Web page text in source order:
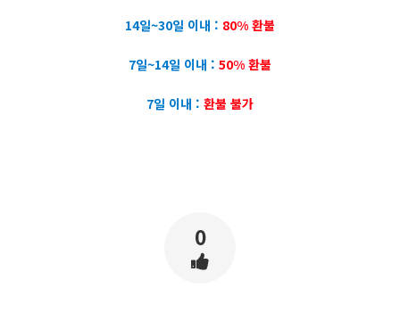
14일~30일 이내 : 80% 환불
7일~14일 이내 : 50% 환불
7일 이내 : 환불 불가
0